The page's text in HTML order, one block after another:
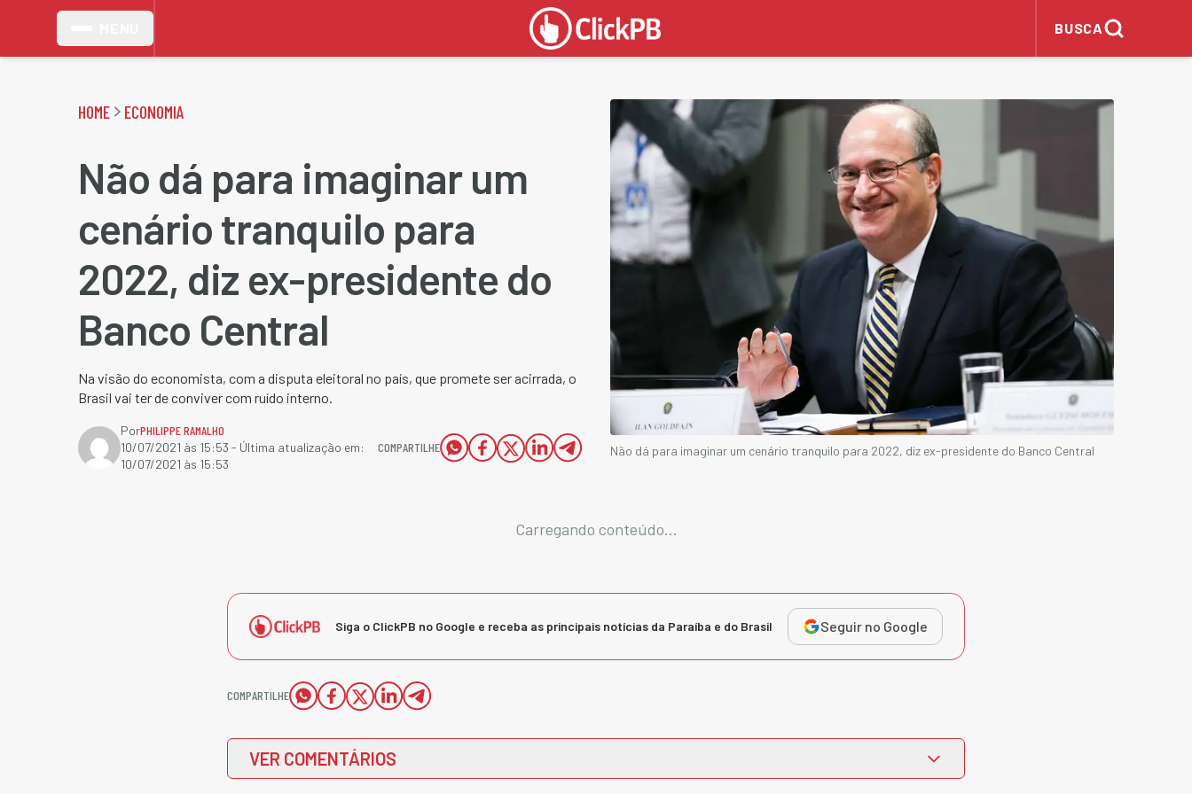
BUSCA
HOME ECONOMIA
Não dá para imaginar um
cenário tranquilo para
2022, diz ex-presidente do
Banco Central
Na visão do economista, com a disputa eleitoral no país, que promete ser acirrada, o
Brasil vai ter de conviver com ruído interno.
PorPHILIPPE RAMALHO
10/07/2021 às 15:53 - Última atualização em:
10/07/2021 às 15:53
COMPARTILHE Não dá para imaginar um cenário tranquilo para 2022, diz ex-presidente do Banco Central
Carregando conteúdo...
Siga o ClickPB no Google e receba as principais notícias da Paraíba e do Brasil Seguir no Google
COMPARTILHE
VER COMENTÁRIOS